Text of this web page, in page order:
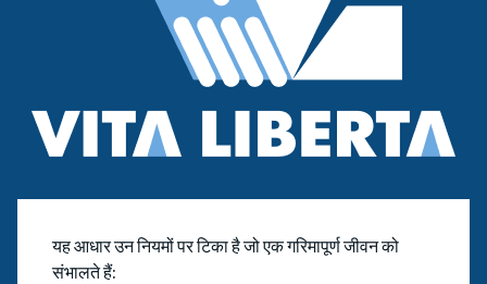
यह आधार उन नियमों पर टिका है जो एक गरिमापूर्ण जीवन को
संभालते हैं: